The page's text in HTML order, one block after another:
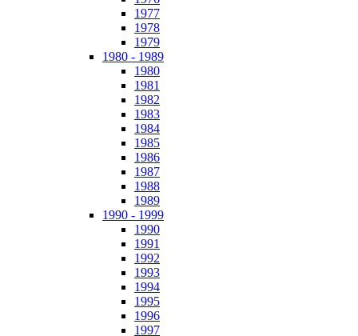
1977
1978
1979
1980 - 1989
1980
1981
1982
1983
1984
1985
1986
1987
1988
1989
1990 - 1999
1990
1991
1992
1993
1994
1995
1996
1997